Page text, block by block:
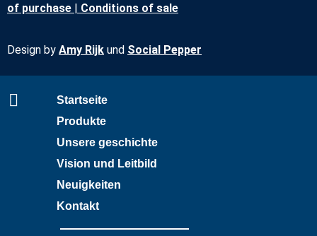
of purchase | Conditions of sale
Design by Amy Rijk und Social Pepper
Startseite
Produkte
Unsere geschichte
Vision und Leitbild
Neuigkeiten
Kontakt